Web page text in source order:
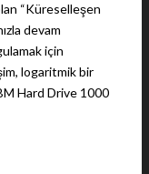
“Küreselleşen
devam
için
logaritmik bir
Hard Drive 1000